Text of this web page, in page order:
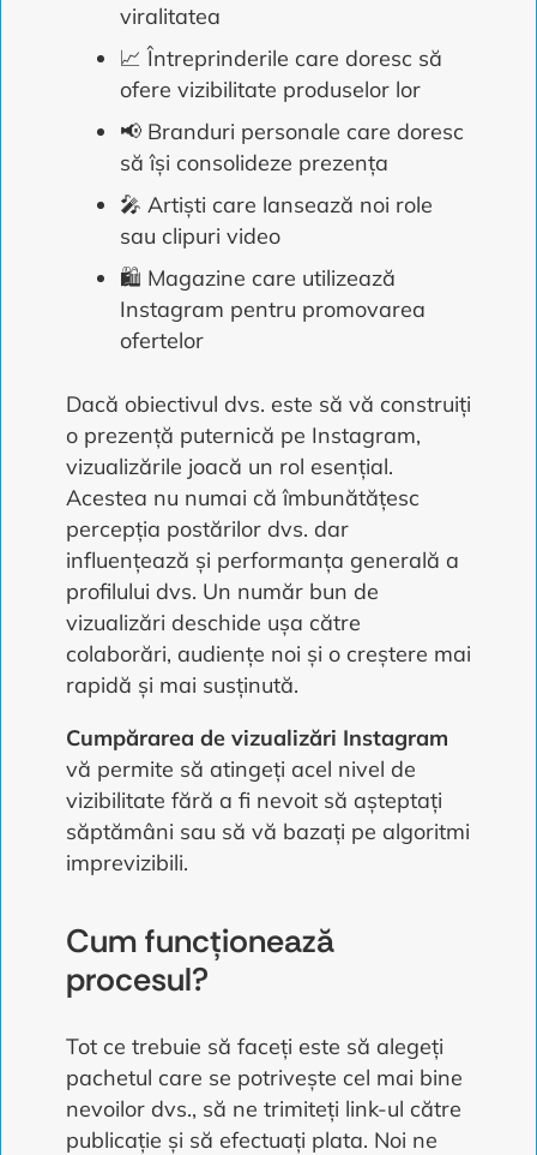
viralitatea
📈 Întreprinderile care doresc să
ofere vizibilitate produselor lor
📢 Branduri personale care doresc
să își consolideze prezența
🎤 Artiști care lansează noi role
sau clipuri video
🛍️ Magazine care utilizează
Instagram pentru promovarea
ofertelor
Dacă obiectivul dvs. este să vă construiți
o prezență puternică pe Instagram,
vizualizările joacă un rol esențial.
Acestea nu numai că îmbunătățesc
percepția postărilor dvs. dar
influențează și performanța generală a
profilului dvs. Un număr bun de
vizualizări deschide ușa către
colaborări, audiențe noi și o creștere mai
rapidă și mai susținută.
Cumpărarea de vizualizări Instagram
vă permite să atingeți acel nivel de
vizibilitate fără a fi nevoit să așteptați
săptămâni sau să vă bazați pe algoritmi
imprevizibili.
Cum funcționează
procesul?
Tot ce trebuie să faceți este să alegeți
pachetul care se potrivește cel mai bine
nevoilor dvs., să ne trimiteți link-ul către
publicație și să efectuați plata. Noi ne